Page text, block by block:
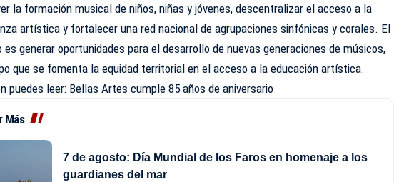
la formación musical de niños, niñas y jóvenes, descentralizar el acceso a la
artística y fortalecer una red nacional de agrupaciones sinfónicas y corales. El
es generar oportunidades para el desarrollo de nuevas generaciones de músicos,
que se fomenta la equidad territorial en el acceso a la educación artística.
puedes leer: Bellas Artes cumple 85 años de aniversario
Más
7 de agosto: Día Mundial de los Faros en homenaje a los
guardianes del mar